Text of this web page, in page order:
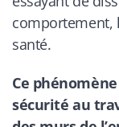
comportement,
santé.
Ce
sécurité au